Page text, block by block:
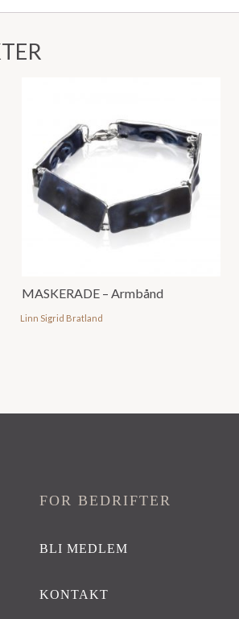
MASKERADE – Armbånd
Linn Sigrid Bratland
FOR BEDRIFTER
BLI MEDLEM
KONTAKT